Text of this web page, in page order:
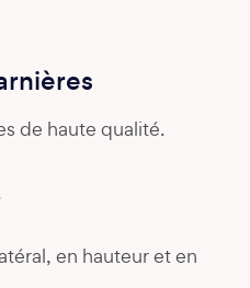
de haute qualité.
en hauteur et en